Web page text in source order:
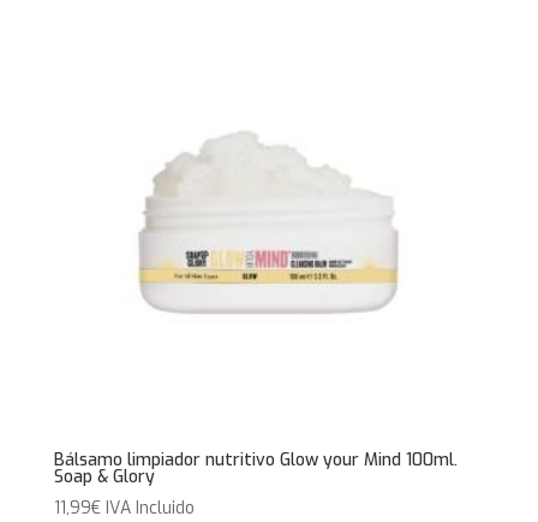
Bálsamo limpiador nutritivo Glow your Mind 100ml.
Soap & Glory
11,99€ IVA Incluido